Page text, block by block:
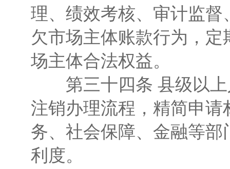
理、绩效考核、审计监
欠市场主体账款行为，
场主体合法权益。
第三十四条 县级以上
注销办理流程，精简申
务、社会保障、金融等
利度。